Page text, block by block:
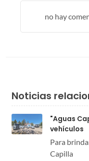
no hay
Noticias
"Aguas
vehículos
Para
Capilla